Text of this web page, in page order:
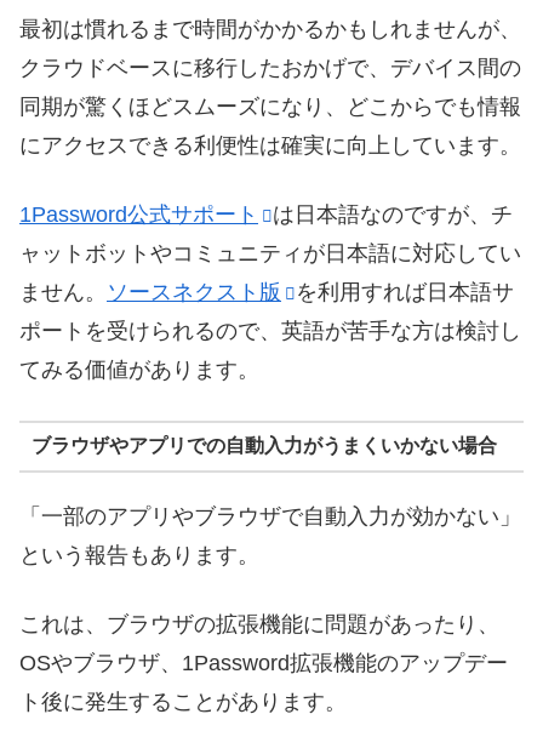
最初は慣れるまで時間がかかるかもしれませんが、
クラウドベースに移行したおかげで、デバイス間の
同期が驚くほどスムーズになり、どこからでも情報
にアクセスできる利便性は確実に向上しています。
1Password公式サポート
は日本語なのですが、チ
ャットボットやコミュニティが日本語に対応してい
ません。 ソースネクスト版
を利用すれば日本語サ
ポートを受けられるので、英語が苦手な方は検討し
てみる価値があります。
ブラウザやアプリでの自動入力がうまくいかない場合
「一部のアプリやブラウザで自動入力が効かない」
という報告もあります。
これは、ブラウザの拡張機能に問題があったり、
OSやブラウザ、1Password拡張機能のアップデー
ト後に発生することがあります。